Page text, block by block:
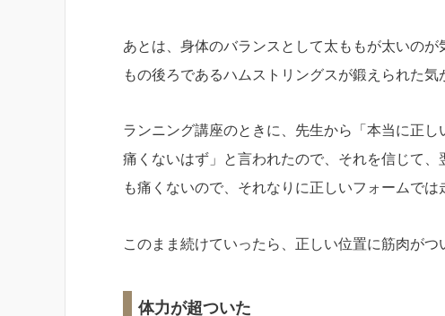
あとは、身体のバランスとして太ももが太いの
もの後ろであるハムストリングスが鍛えられた気
ランニング講座のときに、先生から「本当に正
痛くないはず」と言われたので、それを信じて
も痛くないので、それなりに正しいフォームでは
このまま続けていったら、正しい位置に筋肉が
体力が超ついた